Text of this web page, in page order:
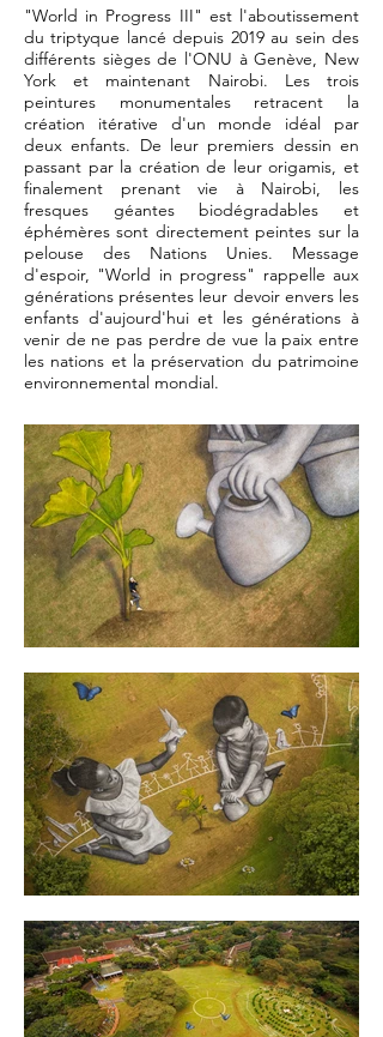
"World in Progress III" est l'aboutissement
du triptyque lancé depuis 2019 au sein des
différents sièges de l'ONU à Genève, New
York et maintenant Nairobi. Les trois
peintures monumentales retracent la
création itérative d'un monde idéal par
deux enfants. De leur premiers dessin en
passant par la création de leur origamis, et
finalement prenant vie à Nairobi, les
fresques géantes biodégradables et
éphémères sont directement peintes sur la
pelouse des Nations Unies. Message
d'espoir, "World in progress" rappelle aux
générations présentes leur devoir envers les
enfants d'aujourd'hui et les générations à
venir de ne pas perdre de vue la paix entre
les nations et la préservation du patrimoine
environnemental mondial.